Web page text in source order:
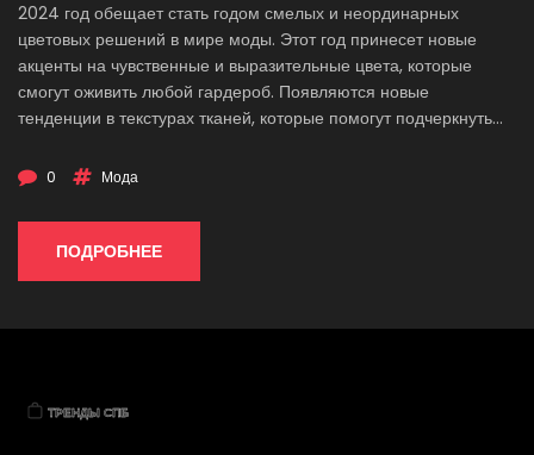
2024 год обещает стать годом смелых и неординарных
цветовых решений в мире моды. Этот год принесет новые
акценты на чувственные и выразительные цвета, которые
смогут оживить любой гардероб. Появляются новые
тенденции в текстурах тканей, которые помогут подчеркнуть
также интересные сочетания, которые придадут образу свежий
0 Мода
ПОДРОБНЕЕ